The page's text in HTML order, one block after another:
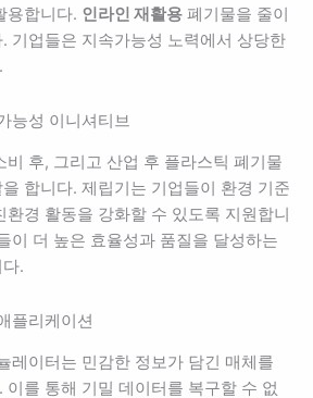
용합니다. 인라인 재활용 폐기물을 줄이
기업들은 지속가능성 노력에서 상당한
능성 이니셔티브
비 후, 그리고 산업 후 플라스틱 폐기물
합니다. 제립기는 기업들이 환경 기준
경 활동을 강화할 수 있도록 지원합니
이 더 높은 효율성과 품질을 달성하는
.
플리케이션
레이터는 민감한 정보가 담긴 매체를
이를 통해 기밀 데이터를 복구할 수 없